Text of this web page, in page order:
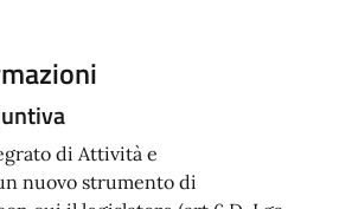
di Attività e
nuovo strumento di